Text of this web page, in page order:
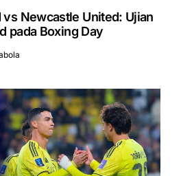
Newcastle United: Ujian
pada Boxing Day